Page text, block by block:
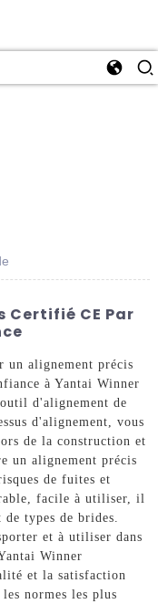
Certifié CE Par
un alignement précis
à Yantai Winner
d'alignement de
d'alignement, vous
de la construction et
un alignement précis
de fuites et
facile à utiliser, il
types de brides.
et à utiliser dans
Winner
et la satisfaction
normes les plus